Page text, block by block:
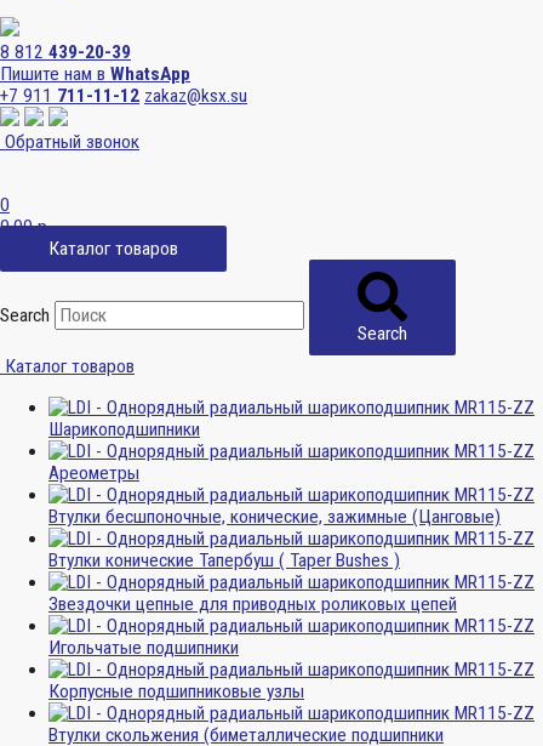
8 812 439-20-39
Пишите нам в WhatsApp
+7 911 711-11-12 zakaz@ksx.su
Обратный звонок
0
0,00р.
Каталог товаров
Search
Search
Каталог товаров
Шарикоподшипники
Ареометры
Втулки бесшпоночные, конические, зажимные (Цанговые)
Втулки конические Тапербуш ( Taper Bushes )
Звездочки цепные для приводных роликовых цепей
Игольчатые подшипники
Корпусные подшипниковые узлы
Втулки скольжения (биметаллические подшипники